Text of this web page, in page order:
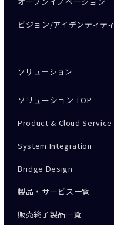
ビジョン/アイデンティティ
ソリューション
ソリューション TOP
Product & Cloud Service
System Integration
Bridge Design
製品・サービス一覧
販売終了製品一覧